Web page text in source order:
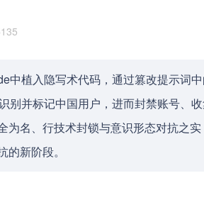
中植入隐写术代码，通过篡改提示词
别并标记中国用户，进而封禁账号、
为名、行技术封锁与意识形态对抗之
新阶段。